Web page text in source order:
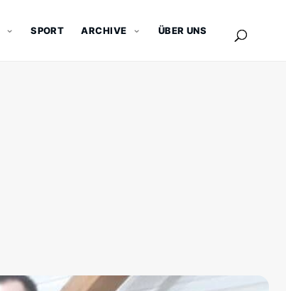
SPORT ARCHIVE ÜBER UNS